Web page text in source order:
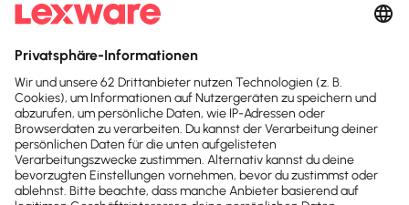
und denAGBzu.
Sofort50%
Newsletter